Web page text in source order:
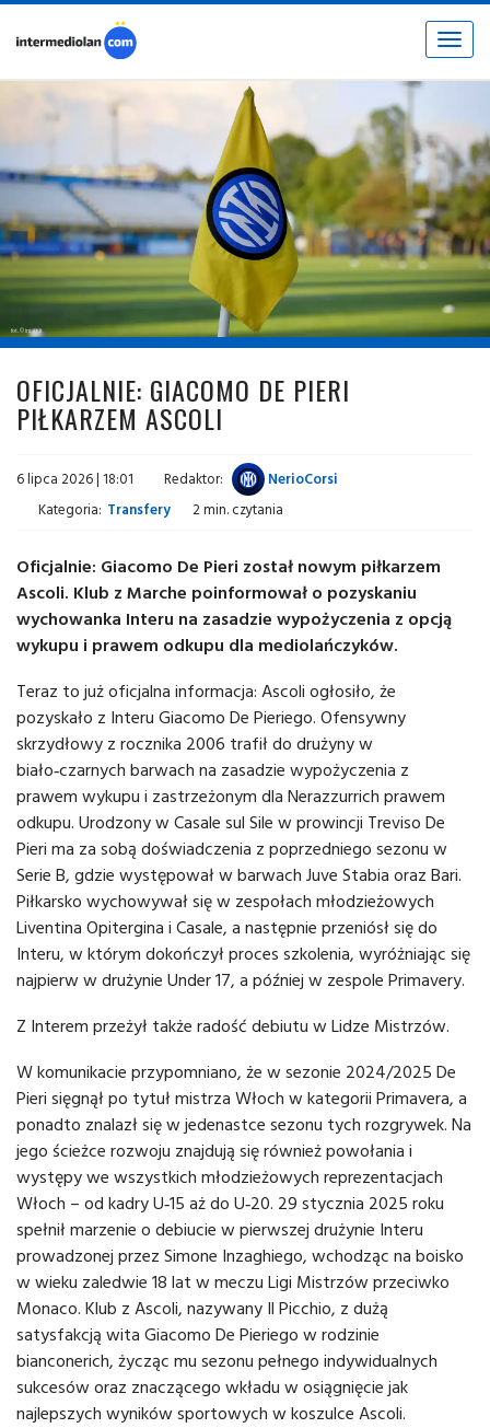
Toggle
fot. © inter.it
OFICJALNIE: GIACOMO DE PIERI
PIŁKARZEM ASCOLI
6 lipca 2026 | 18:01 Redaktor:
NerioCorsi
Kategoria: Transfery 2 min. czytania
Oficjalnie: Giacomo De Pieri został nowym piłkarzem
Ascoli. Klub z Marche poinformował o pozyskaniu
wychowanka Interu na zasadzie wypożyczenia z opcją
wykupu i prawem odkupu dla mediolańczyków.
Teraz to już oficjalna informacja: Ascoli ogłosiło, że
pozyskało z Interu Giacomo De Pieriego. Ofensywny
skrzydłowy z rocznika 2006 trafił do drużyny w
biało‑czarnych barwach na zasadzie wypożyczenia z
prawem wykupu i zastrzeżonym dla Nerazzurrich prawem
odkupu. Urodzony w Casale sul Sile w prowincji Treviso De
Pieri ma za sobą doświadczenia z poprzedniego sezonu w
Serie B, gdzie występował w barwach Juve Stabia oraz Bari.
Piłkarsko wychowywał się w zespołach młodzieżowych
Liventina Opitergina i Casale, a następnie przeniósł się do
Interu, w którym dokończył proces szkolenia, wyróżniając się
najpierw w drużynie Under 17, a później w zespole Primavery.
Z Interem przeżył także radość debiutu w Lidze Mistrzów.
W komunikacie przypomniano, że w sezonie 2024/2025 De
Pieri sięgnął po tytuł mistrza Włoch w kategorii Primavera, a
ponadto znalazł się w jedenastce sezonu tych rozgrywek. Na
jego ścieżce rozwoju znajdują się również powołania i
występy we wszystkich młodzieżowych reprezentacjach
Włoch – od kadry U‑15 aż do U‑20. 29 stycznia 2025 roku
spełnił marzenie o debiucie w pierwszej drużynie Interu
prowadzonej przez Simone Inzaghiego, wchodząc na boisko
w wieku zaledwie 18 lat w meczu Ligi Mistrzów przeciwko
Monaco. Klub z Ascoli, nazywany Il Picchio, z dużą
satysfakcją wita Giacomo De Pieriego w rodzinie
bianconerich, życząc mu sezonu pełnego indywidualnych
sukcesów oraz znaczącego wkładu w osiągnięcie jak
najlepszych wyników sportowych w koszulce Ascoli.